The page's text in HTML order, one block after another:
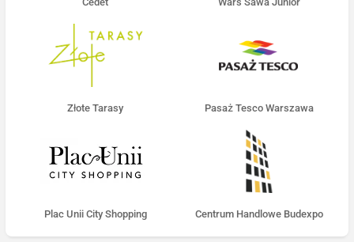
Złote Tarasy Pasaż Tesco Warszawa
Plac Unii City Shopping Centrum Handlowe Budexpo